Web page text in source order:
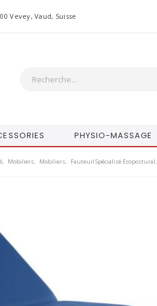
Vevey, Vaud, Suisse
PHYSIO-MASSAGE
, Mobiliers, Mobiliers, Fauteuil Spécialisé Ecopostural,